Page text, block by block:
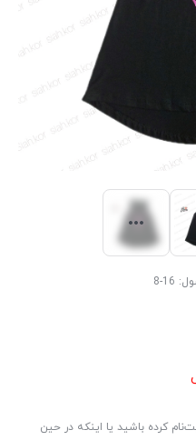
16-8
کرده باشید یا اینکه در حین